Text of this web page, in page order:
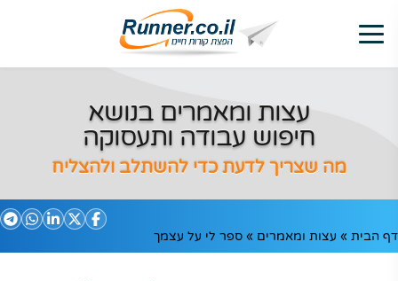
עצות ומאמרים בנושא
חיפוש עבודה ותעסוקה
מה שצריך לדעת כדי להשתלב ולהצליח
דף הבית » עצות ומאמרים » ספר לי על עצמך